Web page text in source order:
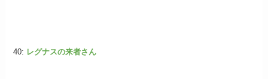
40: レグナスの来者さん